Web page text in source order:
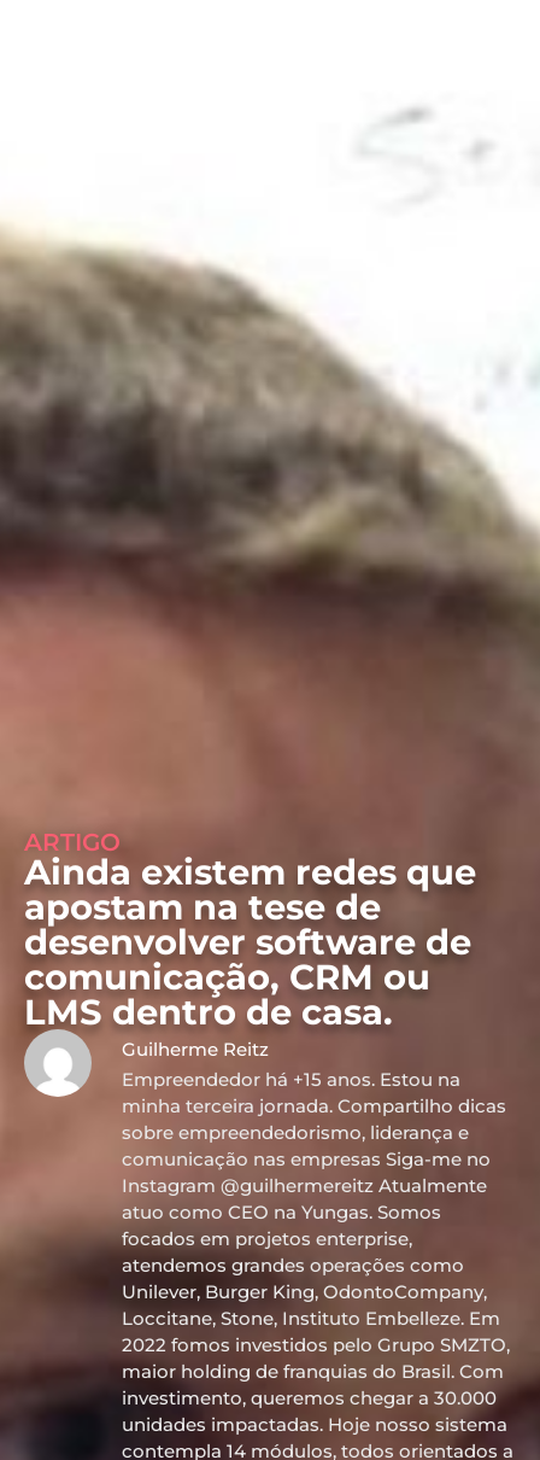
ARTIGO
Ainda existem redes que
apostam na tese de
desenvolver software de
comunicação, CRM ou
LMS dentro de casa.
Guilherme Reitz
Empreendedor há +15 anos. Estou na
minha terceira jornada. Compartilho dicas
sobre empreendedorismo, liderança e
comunicação nas empresas Siga-me no
Instagram @guilhermereitz Atualmente
atuo como CEO na Yungas. Somos
focados em projetos enterprise,
atendemos grandes operações como
Unilever, Burger King, OdontoCompany,
Loccitane, Stone, Instituto Embelleze. Em
2022 fomos investidos pelo Grupo SMZTO,
maior holding de franquias do Brasil. Com
investimento, queremos chegar a 30.000
unidades impactadas. Hoje nosso sistema
contempla 14 módulos, todos orientados a